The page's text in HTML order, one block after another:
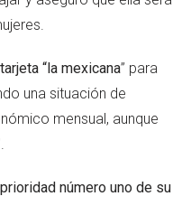
tarjeta “la mexicana” para
una situación de
mensual, aunque
número uno de su